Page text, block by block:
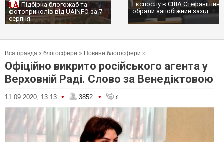
Підбірка блогожаб та
фотоприколів від UAINFO за 7
серпня
Експослу в США
обрали запобіжний захід
Вся правда з блогосфери » Новини блогосфери »
Офіційно викрито російського агента у
Верховній Раді. Слово за Венедіктовою
11.09.2020, 13:13 • 3852 • 6